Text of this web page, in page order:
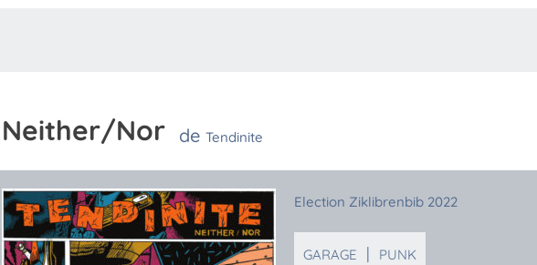
Neither/Nor de Tendinite
Election Ziklibrenbib 2022
GARAGE | PUNK